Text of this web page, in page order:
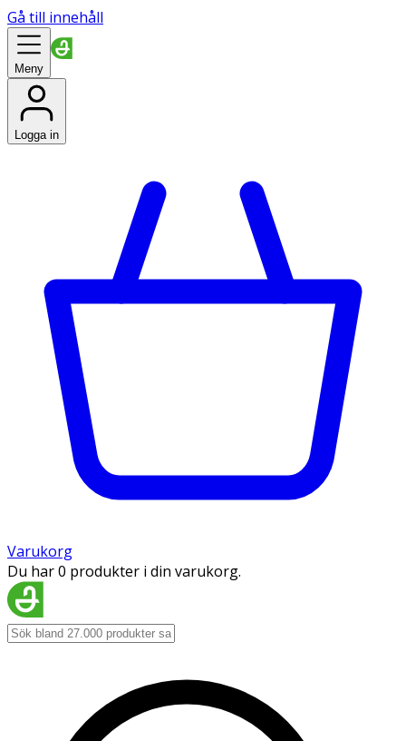
Gå till innehåll
Meny
Logga in
Varukorg
Du har 0 produkter i din varukorg.